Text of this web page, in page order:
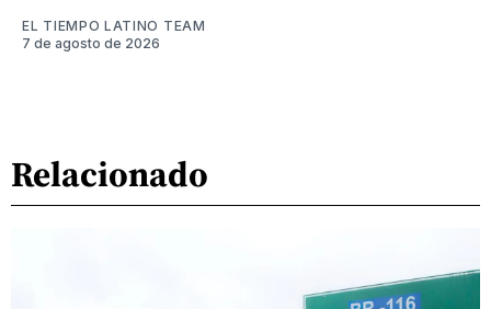
EL TIEMPO LATINO TEAM
7 de agosto de 2026
Relacionado